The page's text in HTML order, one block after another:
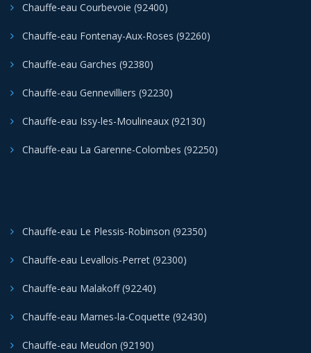
Chauffe-eau Courbevoie (92400)
Chauffe-eau Fontenay-Aux-Roses (92260)
Chauffe-eau Garches (92380)
Chauffe-eau Gennevilliers (92230)
Chauffe-eau Issy-les-Moulineaux (92130)
Chauffe-eau La Garenne-Colombes (92250)
Chauffe-eau Le Plessis-Robinson (92350)
Chauffe-eau Levallois-Perret (92300)
Chauffe-eau Malakoff (92240)
Chauffe-eau Marnes-la-Coquette (92430)
Chauffe-eau Meudon (92190)